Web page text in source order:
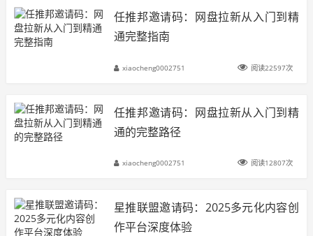
任推邦邀请码：网盘拉新从入门到精
通完整指南
xiaocheng0002751 阅读22597次
任推邦邀请码：网盘拉新从入门到精
通的完整路径
xiaocheng0002751 阅读12807次
星推联盟邀请码：2025多元化内容创
作平台深度体验